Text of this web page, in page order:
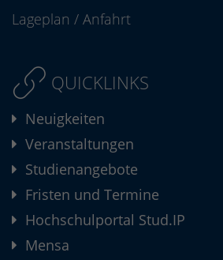
Lageplan / Anfahrt
QUICKLINKS
Neuigkeiten
Veranstaltungen
Studienangebote
Fristen und Termine
Hochschulportal Stud.IP
Mensa